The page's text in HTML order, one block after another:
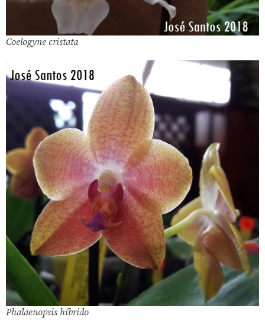
Coelogyne cristata
Phalaenopsis híbrido